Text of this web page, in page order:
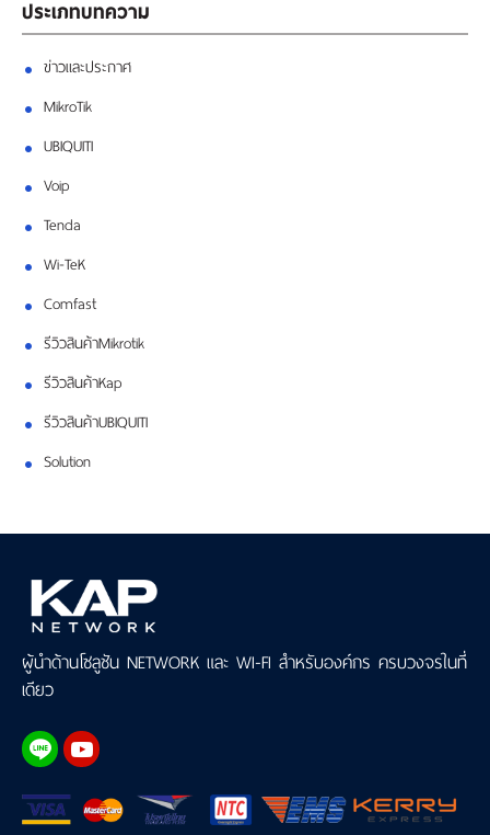
ประเภทบทความ
ข่าวและประกาศ
MikroTik
UBIQUITI
Voip
Tenda
Wi-TeK
Comfast
รีวิวสินค้าMikrotik
รีวิวสินค้าKap
รีวิวสินค้าUBIQUITI
Solution
ผู้นำด้านโซลูชัน NETWORK และ WI-FI สำหรับองค์กร ครบวงจรในที่
เดียว